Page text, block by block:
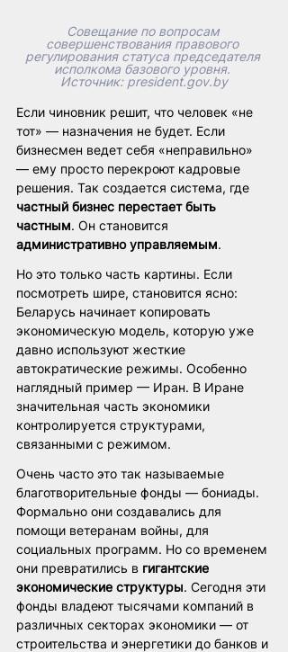
Совещание по вопросам
совершенствования правового
регулирования статуса председателя
исполкома базового уровня.
Источник: president.gov.by
Если чиновник решит, что человек «не
тот» — назначения не будет. Если
бизнесмен ведет себя «неправильно»
— ему просто перекроют кадровые
решения. Так создается система, где
частный бизнес перестает быть
частным. Он становится
административно управляемым.
Но это только часть картины. Если
посмотреть шире, становится ясно:
Беларусь начинает копировать
экономическую модель, которую уже
давно используют жесткие
автократические режимы. Особенно
наглядный пример — Иран. В Иране
значительная часть экономики
контролируется структурами,
связанными с режимом.
Очень часто это так называемые
благотворительные фонды — бониады.
Формально они создавались для
помощи ветеранам войны, для
социальных программ. Но со временем
они превратились в гигантские
экономические структуры. Сегодня эти
фонды владеют тысячами компаний в
различных секторах экономики — от
строительства и энергетики до банков и